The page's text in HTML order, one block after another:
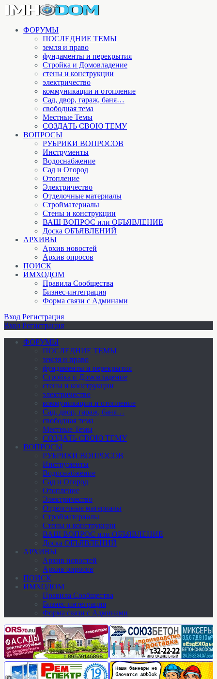
ФОРУМЫ
ПОСЛЕДНИЕ ТЕМЫ
земля и право
фундаменты и перекрытия
Стройка и Домовладение
стены и конструкции
электричество
коммуникации и отопление
Cад, двор, гараж, баня…
свободная тема
Местные Темы
СОЗДАТЬ СВОЮ ТЕМУ
ВОПРОСЫ
РУБРИКИ ВОПРОСОВ
Инструменты
Водоснабжение
Сад и Огород
Отопление
Электричество
Отделочные материалы
Стройматериалы
Стены и конструкции
ВАШ ВОПРОС или ОБЪЯВЛЕНИЕ
Доска ОБЪЯВЛЕНИЙ
АРХИВЫ
Архив новостей
Архив опросов
ПОИСК
ИМХОДОМ
Правила Сообщества
Бизнес-интеграция
Форма связи с Админами
Вход Регистрация
Вход Регистрация
ФОРУМЫ
ПОСЛЕДНИЕ ТЕМЫ
земля и право
фундаменты и перекрытия
Стройка и Домовладение
стены и конструкции
электричество
коммуникации и отопление
Cад, двор, гараж, баня…
свободная тема
Местные Темы
СОЗДАТЬ СВОЮ ТЕМУ
ВОПРОСЫ
РУБРИКИ ВОПРОСОВ
Инструменты
Водоснабжение
Сад и Огород
Отопление
Электричество
Отделочные материалы
Стройматериалы
Стены и конструкции
ВАШ ВОПРОС или ОБЪЯВЛЕНИЕ
Доска ОБЪЯВЛЕНИЙ
АРХИВЫ
Архив новостей
Архив опросов
ПОИСК
ИМХОДОМ
Правила Сообщества
Бизнес-интеграция
Форма связи с Админами